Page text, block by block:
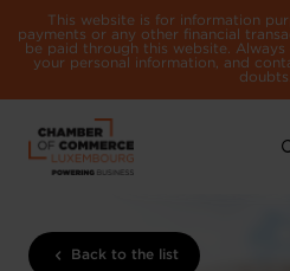
This website is for information
payments or any other financial
be paid through this website.
your personal information, and
doubts.
Back to the list